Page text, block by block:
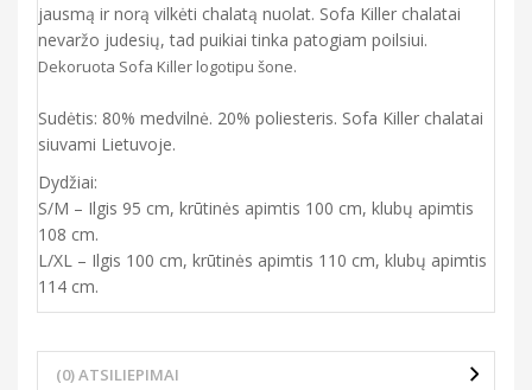
jausmą ir norą vilkėti chalatą nuolat. Sofa Killer chalatai
nevaržo judesių, tad puikiai tinka patogiam poilsiui.
Dekoruota Sofa Killer logotipu šone.
Sudėtis: 80% medvilnė. 20% poliesteris. Sofa Killer chalatai
siuvami Lietuvoje.
Dydžiai:
S/M – Ilgis 95 cm, krūtinės apimtis 100 cm, klubų apimtis
108 cm.
L/XL – Ilgis 100 cm, krūtinės apimtis 110 cm, klubų apimtis
114 cm.
(0) ATSILIEPIMAI